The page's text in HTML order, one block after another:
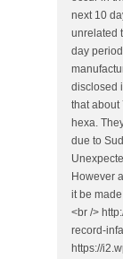
next 10
unrelated
day
disclosed
that about
hexa.
due to
However
it be
<br />
record-
https://